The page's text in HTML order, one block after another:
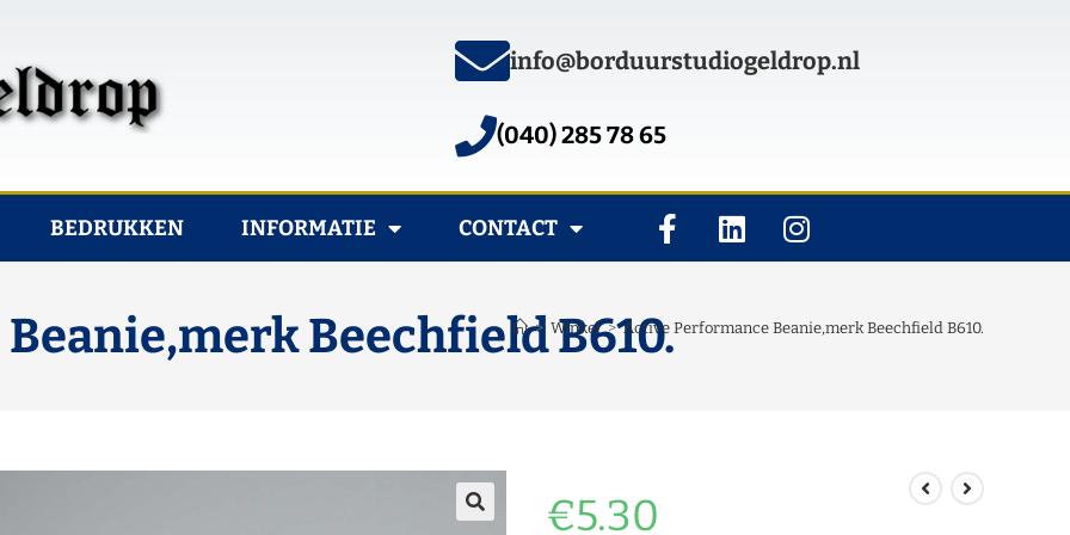
info@borduurstudiogeldrop.nl
(040) 285 78 65
BEDRUKKEN INFORMATIE CONTACT
Beechfield B610.
> Winkel > Active Performance Beanie,merk Beechfield B610.
€5.30